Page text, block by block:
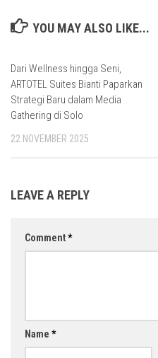
YOU MAY ALSO LIKE...
Dari Wellness hingga Seni,
ARTOTEL Suites Bianti Paparkan
Strategi Baru dalam Media
Gathering di Solo
22 NOVEMBER 2025
LEAVE A REPLY
Comment*
Name *